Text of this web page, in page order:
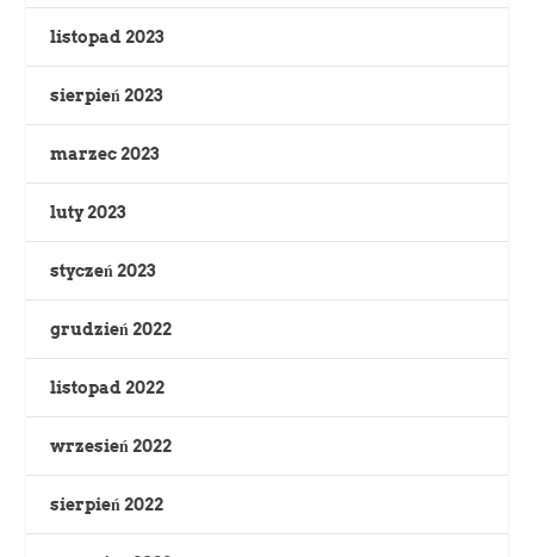
listopad 2023
sierpień 2023
marzec 2023
luty 2023
styczeń 2023
grudzień 2022
listopad 2022
wrzesień 2022
sierpień 2022